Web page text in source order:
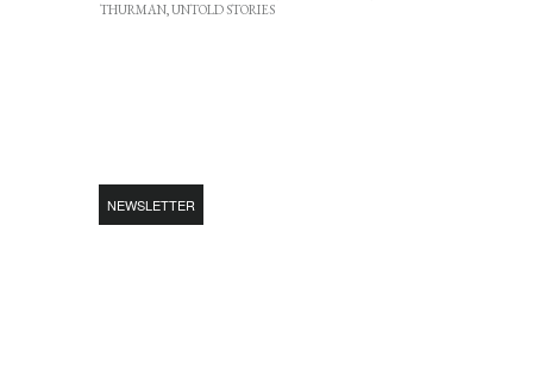
THURMAN,UNTOLD STORIES
NEWSLETTER